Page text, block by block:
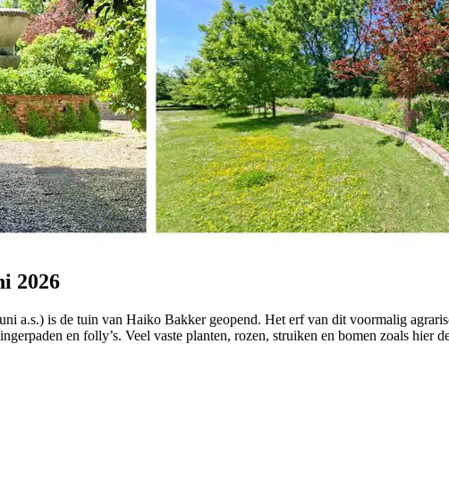
2026
a.s.) is de tuin van Haiko Bakker geopend. Het erf van dit voormalig
en folly’s. Veel vaste planten, rozen, struiken en bomen zoals